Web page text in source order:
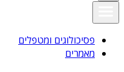
פסיכולוגים ומטפלים
מאמרים